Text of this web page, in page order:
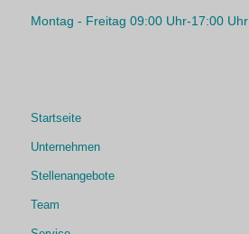
Montag - Freitag 09:00 Uhr-17:00 Uhr
Startseite
Unternehmen
Stellenangebote
Team